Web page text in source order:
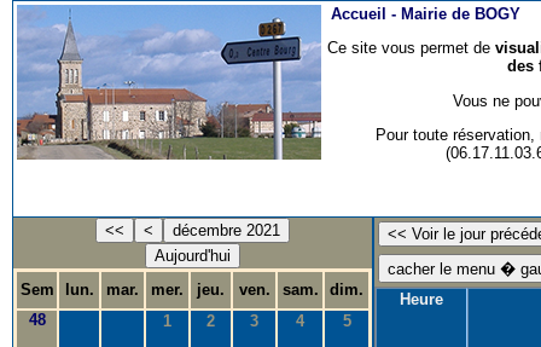
Accueil - Mairie de BOGY
Ce site vous permet de
des
Vous ne
Pour toute
<< <
décembre 2021
Aujourd'hui
Sem
lun. mar. mer. jeu. ven. sam.
dim.
48
1 2 3 4 5
Heure